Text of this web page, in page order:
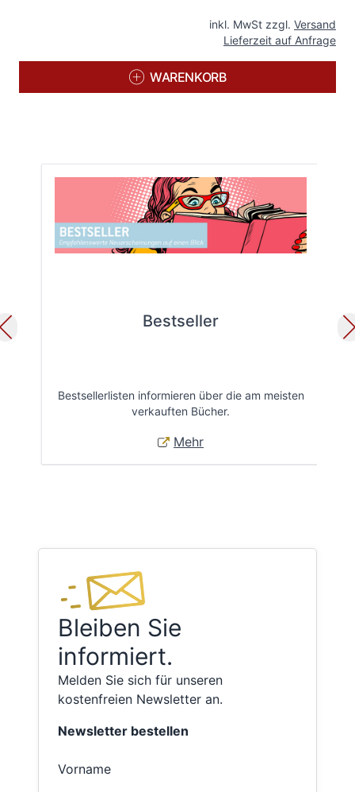
inkl. MwSt zzgl. Versand
Lieferzeit auf Anfrage
WARENKORB
Bestseller
Bestsellerlisten informieren über die am meisten
verkauften Bücher.
Mehr
Bleiben Sie
informiert.
Melden Sie sich für unseren
kostenfreien Newsletter an.